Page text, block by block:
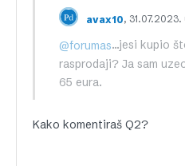
avax10, 31.07.2023.
@forumas…jesi kupio
rasprodaji? Ja sam
65 eura.
Kako komentiraš Q2?